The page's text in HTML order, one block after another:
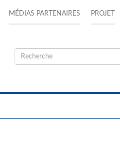
MÉDIAS PARTENAIRES PROJET
Formulaire
recherche